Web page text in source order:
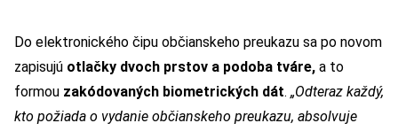
Do elektronického čipu občianskeho preukazu sa po novom
zapisujú otlačky dvoch prstov a podoba tváre, a to
formou zakódovaných biometrických dát. „Odteraz každý,
kto požiada o vydanie občianskeho preukazu, absolvuje